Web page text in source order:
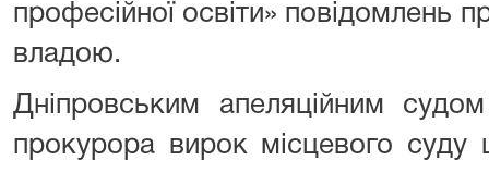
професійної освіти» повідомлень
владою.
Дніпровським апеляційним
прокурора вирок місцевого